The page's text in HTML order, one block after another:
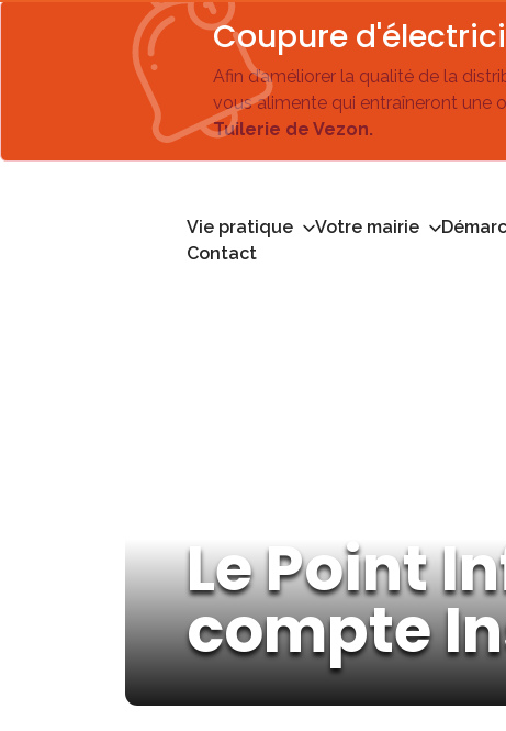
Coupure
Afin d’améliorer la qualité de la
vous alimente qui entraîneront une
Tuilerie de Vezon.
Vie pratique Votre mairie
Contact
Le Point
compte